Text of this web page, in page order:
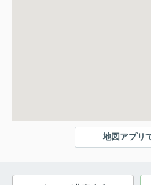
地図アプリ